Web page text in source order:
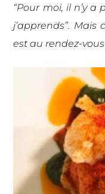
“Pour moi, il n’y a
j’apprends”.
est au rendez-